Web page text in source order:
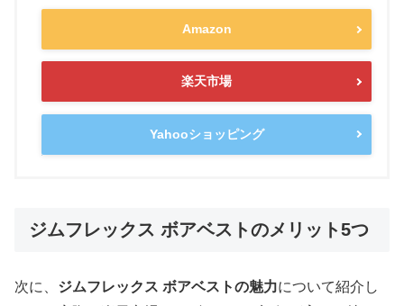
Amazon
楽天市場
Yahooショッピング
ジムフレックス ボアベストのメリット5つ
次に、 ジムフレックス ボアベストの魅力について紹介し